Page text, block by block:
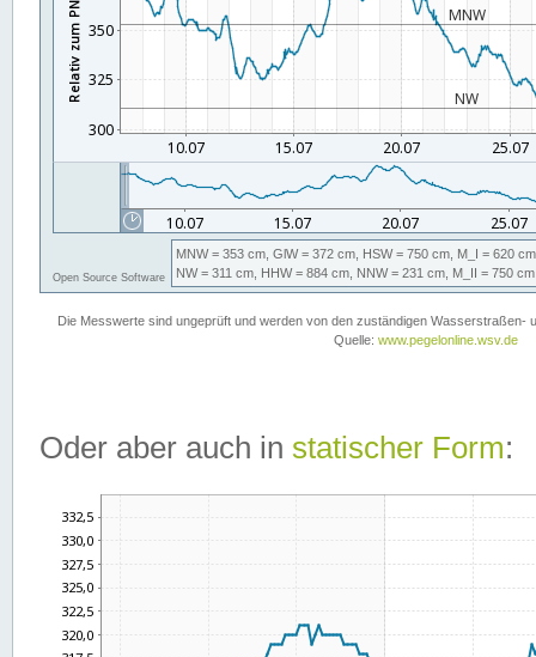
Oder aber auch in statischer Form: